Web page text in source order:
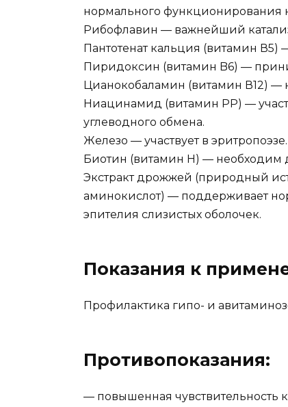
нормального функционирования
Рибофлавин — важнейший
Пантотенат кальция (витамин
Пиридоксин (витамин B6) —
Цианокобаламин (витамин В12) —
Ниацинамид (витамин РР) —
углеводного обмена.
Железо — участвует в эритропоэзе.
Биотин (витамин Н) — необходим
Экстракт дрожжей (природный
аминокислот) — поддерживает
эпителия слизистых оболочек.
Показания к
Профилактика гипо- и
Противопоказания:
— повышенная чувствительность